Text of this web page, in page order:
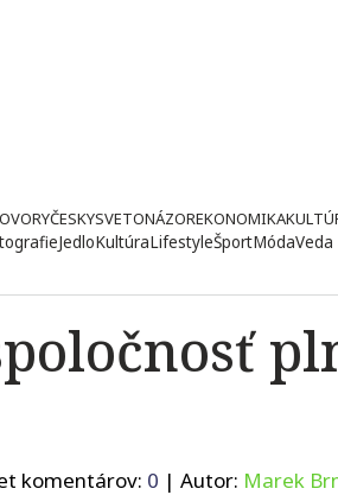
ČESKYSVETONÁZOREKONOMIKA
JedloKultúraLifestyleŠportMódaVeda
komentárov: 0 | Autor: Marek